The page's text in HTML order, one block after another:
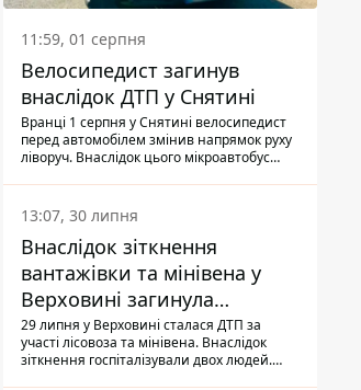
11:59, 01 серпня
Велосипедист загинув
внаслідок ДТП у Снятині
Вранці 1 серпня у Снятині велосипедист
перед автомобілем змінив напрямок руху
ліворуч. Внаслідок цього мікроавтобус
13:07, 30 липня
Внаслідок зіткнення
вантажівки та мінівена у
Верховині загинула
пасажирка, водійка - у
лікарні
29 липня у Верховині сталася ДТП за
участі лісовоза та мінівена. Внаслідок
зіткнення госпіталізували двох людей.